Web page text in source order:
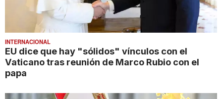
INTERNACIONAL
EU dice que hay "sólidos" vínculos con el
Vaticano tras reunión de Marco Rubio con el
papa